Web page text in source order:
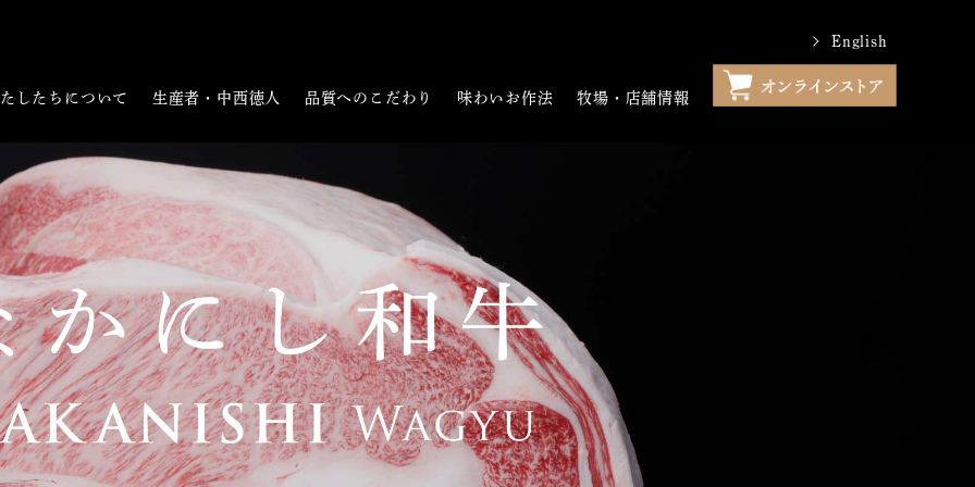
したちについて 生産者・中西徳人 品質へのこだわり 味わいお作法 牧場・店舗情報
English